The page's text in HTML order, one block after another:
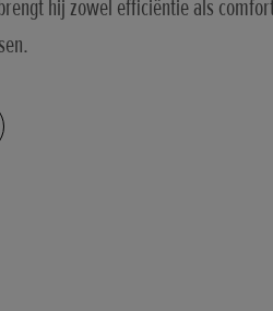
hij zowel efficiëntie als